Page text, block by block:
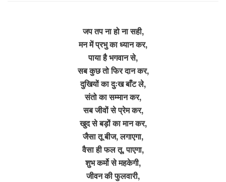
जप तप ना हो ना सही,
मन में प्रभु का ध्यान कर,
पाया है भगवान से,
सब कुछ तो फिर दान कर,
दुखियों का दुःख बाँट ले,
संतो का सम्मान कर,
सब जीवों से प्रेम कर,
खुद से बड़ों का मान कर,
जैसा तू बीज, लगाएगा,
वैसा ही फल तू, पाएगा,
शुभ कर्मो से महकेगी,
जीवन की फुलवारी,